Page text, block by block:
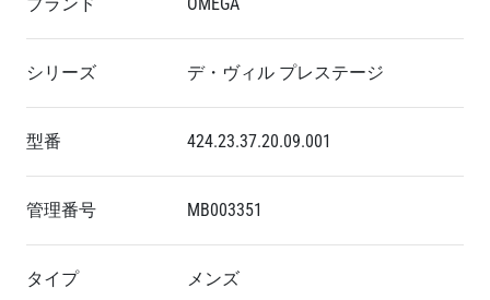
シリーズ デ・ヴィル プレステージ
型番 424.23.37.20.09.001
管理番号 MB003351
タイプ メンズ